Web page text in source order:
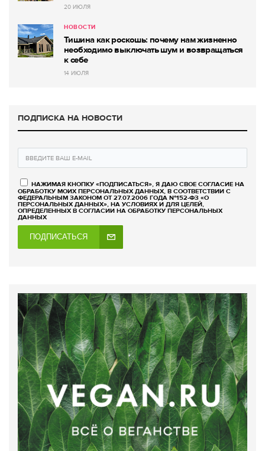
20 ИЮЛЯ
НОВОСТИ
Тишина как роскошь: почему нам жизненно
необходимо выключать шум и возвращаться
к себе
14 ИЮЛЯ
ПОДПИСКА НА НОВОСТИ
НАЖИМАЯ КНОПКУ «ПОДПИСАТЬСЯ», Я ДАЮ СВОЕ СОГЛАСИЕ НА
ОБРАБОТКУ МОИХ ПЕРСОНАЛЬНЫХ ДАННЫХ, В СООТВЕТСТВИИ С
ФЕДЕРАЛЬНЫМ ЗАКОНОМ ОТ 27.07.2006 ГОДА №152-ФЗ «О
ПЕРСОНАЛЬНЫХ ДАННЫХ», НА УСЛОВИЯХ И ДЛЯ ЦЕЛЕЙ,
ОПРЕДЕЛЕННЫХ В СОГЛАСИИ НА ОБРАБОТКУ ПЕРСОНАЛЬНЫХ
ДАННЫХ
ПОДПИСАТЬСЯ